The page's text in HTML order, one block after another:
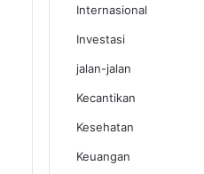
Internasional
Investasi
jalan-jalan
Kecantikan
Kesehatan
Keuangan